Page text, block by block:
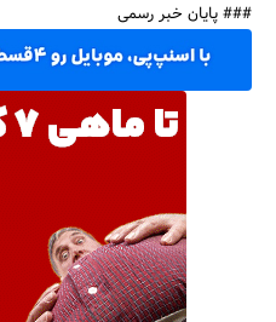
### پایان خبر رسمی